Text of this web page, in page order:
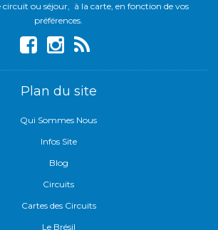
ou séjour, à la carte, en fonction de vos
préférences.
Plan du site
Qui Sommes Nous
Infos Site
Blog
Circuits
Cartes des Circuits
Le Brésil